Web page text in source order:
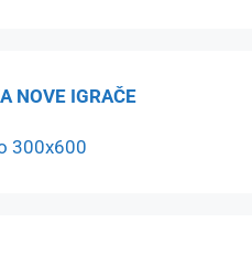
NOVE IGRAČE